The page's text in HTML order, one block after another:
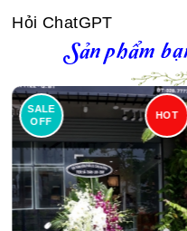
Hỏi ChatGPT
Sản phẩm
SALE
OFF
HOT